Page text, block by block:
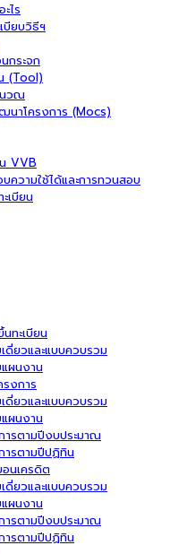
ไร
บียบวิธีฯ
กระจก
(Tool)
นวณ
าโครงการ (Mocs)
VVB
ความใช้ได้และการทวนสอบ
เบียน
ทะเบียน
ดี่ยวและแบบควบรวม
ผนงาน
รงการ
ดี่ยวและแบบควบรวม
ผนงาน
ารตามปีงบประมาณ
ารตามปีปฏิทิน
นเครดิต
ดี่ยวและแบบควบรวม
ผนงาน
ารตามปีงบประมาณ
ารตามปีปฏิทิน